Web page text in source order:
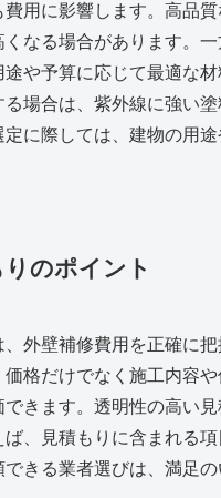
用に影響します。高品
なる場合があります。
や予算に応じて最適な
場合は、紫外線に強い
に際しては、建物の用
のポイント
外壁補修費用を正確に
格だけでなく施工内容
きます。透明性の高い
、見積もりに含まれる
きる業者選びは、満足